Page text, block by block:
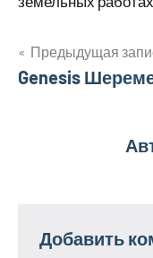
Навигация
Предыдущая
Genesis
Добавить